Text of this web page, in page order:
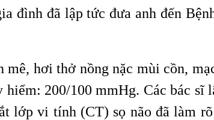
đình đã lập tức đưa anh đến
hơi thở nồng nặc mùi cồn,
200/100 mmHg. Các bác sĩ
lớp vi tính (CT) sọ não đã làm